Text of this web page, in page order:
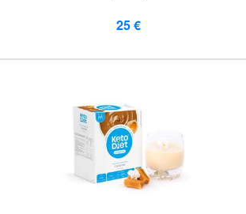
25 €